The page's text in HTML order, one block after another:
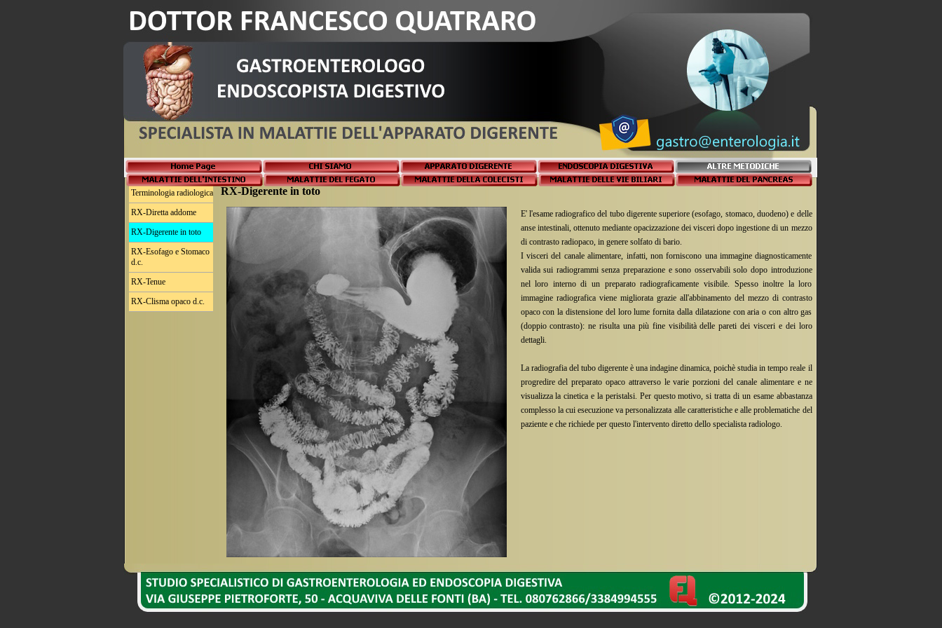
Terminologia radiologica
RX-Diretta addome
RX-Digerente in toto
RX-Esofago e Stomaco
d.c.
RX-Tenue
RX-Clisma opaco d.c.
RX-Digerente in toto
E' l'esame radiografico del tubo digerente superiore (esofago, stomaco, duodeno) e delle
anse intestinali, ottenuto mediante opacizzazione dei visceri dopo ingestione di un mezzo
di contrasto radiopaco, in genere solfato di bario.
I visceri del canale alimentare, infatti, non forniscono una immagine diagnosticamente
valida sui radiogrammi senza preparazione e sono osservabili solo dopo introduzione
nel loro interno di un preparato radiograficamente visibile. Spesso inoltre la loro
immagine radiografica viene migliorata grazie all'abbinamento del mezzo di contrasto
opaco con la distensione del loro lume fornita dalla dilatazione con aria o con altro gas
(doppio contrasto): ne risulta una più fine visibilità delle pareti dei visceri e dei loro
dettagli.
La radiografia del tubo digerente è una indagine dinamica, poichè studia in tempo reale il
progredire del preparato opaco attraverso le varie porzioni del canale alimentare e ne
visualizza la cinetica e la peristalsi. Per questo motivo, si tratta di un esame abbastanza
complesso la cui esecuzione va personalizzata alle caratteristiche e alle problematiche del
paziente e che richiede per questo l'intervento diretto dello specialista radiologo.